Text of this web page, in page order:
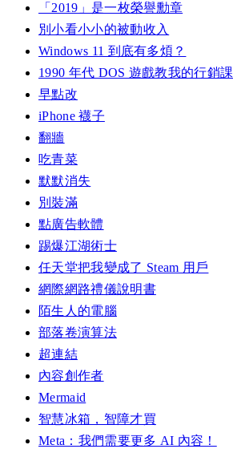
「2019」是一枚榮譽勳章
別小看小小的被動收入
Windows 11 到底有多煩？
1990 年代 DOS 遊戲教我的行銷課
早點改
iPhone 襪子
翻牆
吃青菜
默默消失
別裝滿
點廣告軟體
踢爆江湖術士
任天堂把我變成了 Steam 用戶
網際網路禮儀說明書
陌生人的電腦
部落卷演算法
超連結
內容創作者
Mermaid
智慧冰箱，智障才買
Meta：我們需要更多 AI 內容！